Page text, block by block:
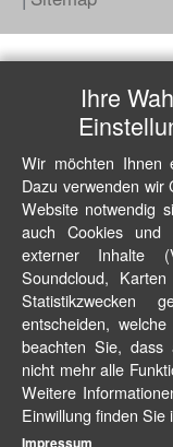
Ihre
Wir möchten Ihnen
Dazu verwenden wir
Website notwendig
auch Cookies und
externer Inhalte
Soundcloud,
Statistikzwecken
entscheiden,
beachten Sie, dass
nicht mehr alle
Weitere
Einwillung finden Sie
Impressum